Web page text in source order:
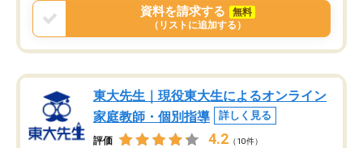
資料を請求する
無料
（リストに追加する）
東大先生｜現役東大生によるオンライン
家庭教師・個別指導
詳しく見る
評価 4.2 （10件）